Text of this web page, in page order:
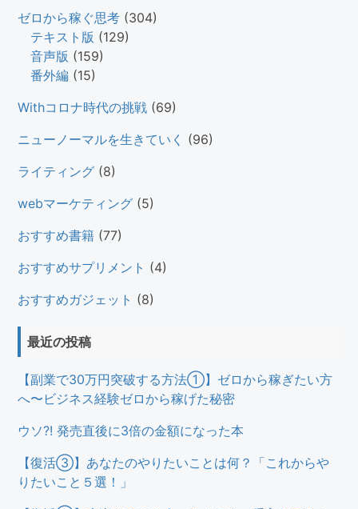
ゼロから稼ぐ思考 (304)
テキスト版 (129)
音声版 (159)
番外編 (15)
Withコロナ時代の挑戦 (69)
ニューノーマルを生きていく (96)
ライティング (8)
webマーケティング (5)
おすすめ書籍 (77)
おすすめサプリメント (4)
おすすめガジェット (8)
最近の投稿
【副業で30万円突破する方法①】ゼロから稼ぎたい方
へ〜ビジネス経験ゼロから稼げた秘密
ウソ?! 発売直後に3倍の金額になった本
【復活③】あなたのやりたいことは何？「これからや
りたいこと５選！」